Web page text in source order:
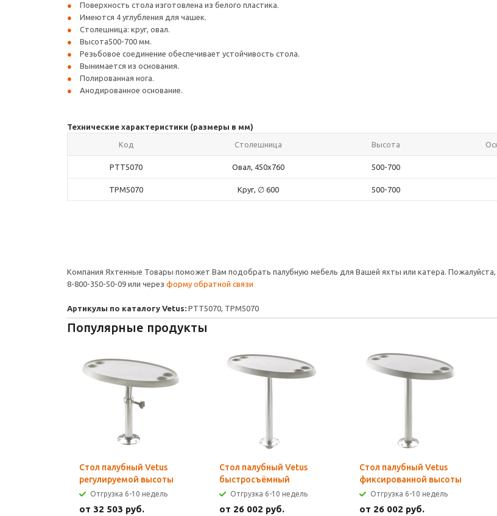
Поверхность стола изготовлена из белого пластика.
Имеются 4 углубления для чашек.
Столешница: круг, овал.
Высота500-700 мм.
Резьбовое соединение обеспечивает устойчивость стола.
Вынимается из основания.
Полированная нога.
Анодированное основание.
Технические характеристики (размеры в мм)
Код Столешница Высота
PTT5070 Овал, 450x760 500-700
TPM5070 Круг, ∅ 600 500-700
Компания Яхтенные Товары поможет Вам подобрать палубную мебель для Вашей яхты или катера.
8-800-350-50-09 или через форму обратной связи
Артикулы по каталогу Vetus: PTT5070, TPM5070
Популярные продукты
Стол палубный Vetus
регулируемой высоты
Отгрузка 6-10 недель
от 32 503 руб.
Стол палубный Vetus
быстросъёмный
Отгрузка 6-10 недель
от 26 002 руб.
Стол палубный Vetus
фиксированной высоты
Отгрузка 6-10 недель
от 26 002 руб.